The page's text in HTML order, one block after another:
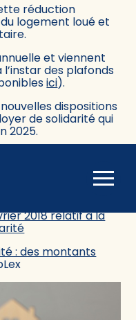
réduction
logement loué et
et viennent
des plafonds
ici).
dispositions
de solidarité qui
2025.
à la revalorisation
et des montants de
2018 relatif à la
: des montants